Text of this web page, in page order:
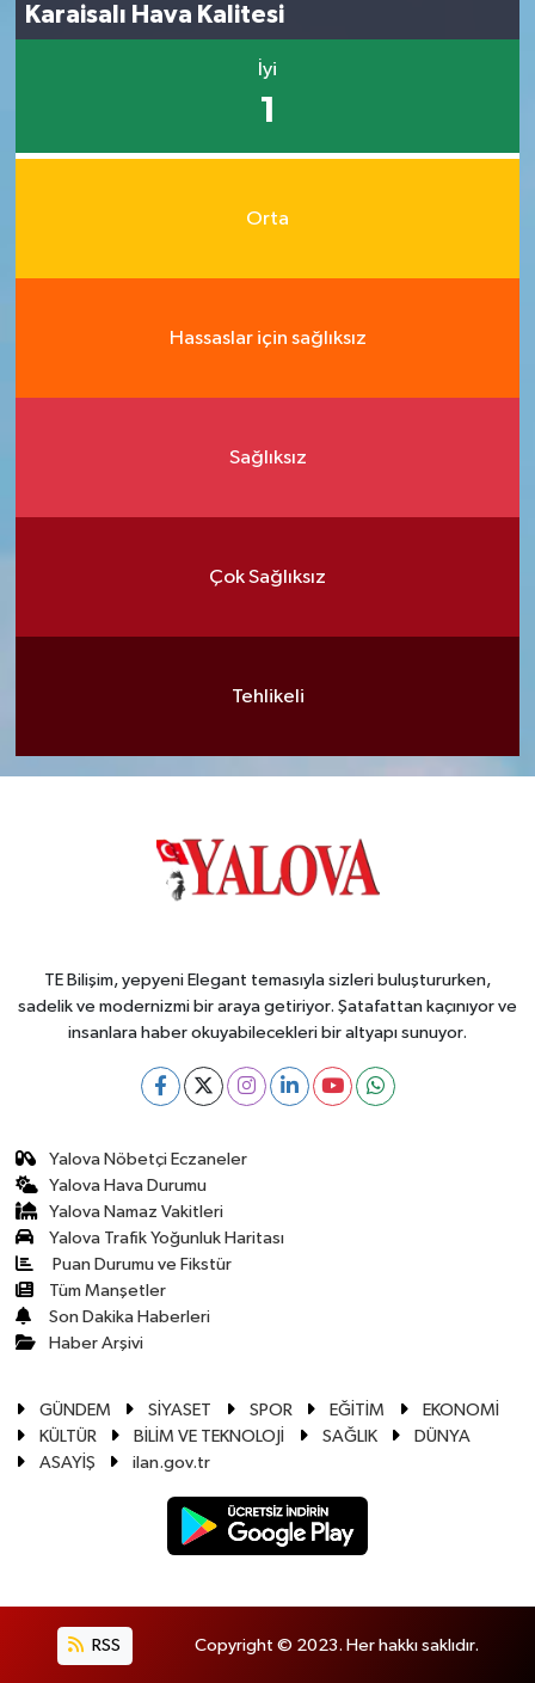
Karaisalı Hava Kalitesi
İyi
1
Orta
Hassaslar için sağlıksız
Sağlıksız
Çok Sağlıksız
Tehlikeli
TE Bilişim, yepyeni Elegant temasıyla sizleri buluştururken,
sadelik ve modernizmi bir araya getiriyor. Şatafattan kaçınıyor ve
insanlara haber okuyabilecekleri bir altyapı sunuyor.
Yalova Nöbetçi Eczaneler
Yalova Hava Durumu
Yalova Namaz Vakitleri
Yalova Trafik Yoğunluk Haritası
Puan Durumu ve Fikstür
Tüm Manşetler
Son Dakika Haberleri
Haber Arşivi
GÜNDEM SİYASET SPOR EĞİTİM
EKONOMİ
KÜLTÜR
BİLİM VE TEKNOLOJİ SAĞLIK
DÜNYA
ASAYİŞ
ilan.gov.tr
RSS Copyright © 2023. Her hakkı saklıdır.